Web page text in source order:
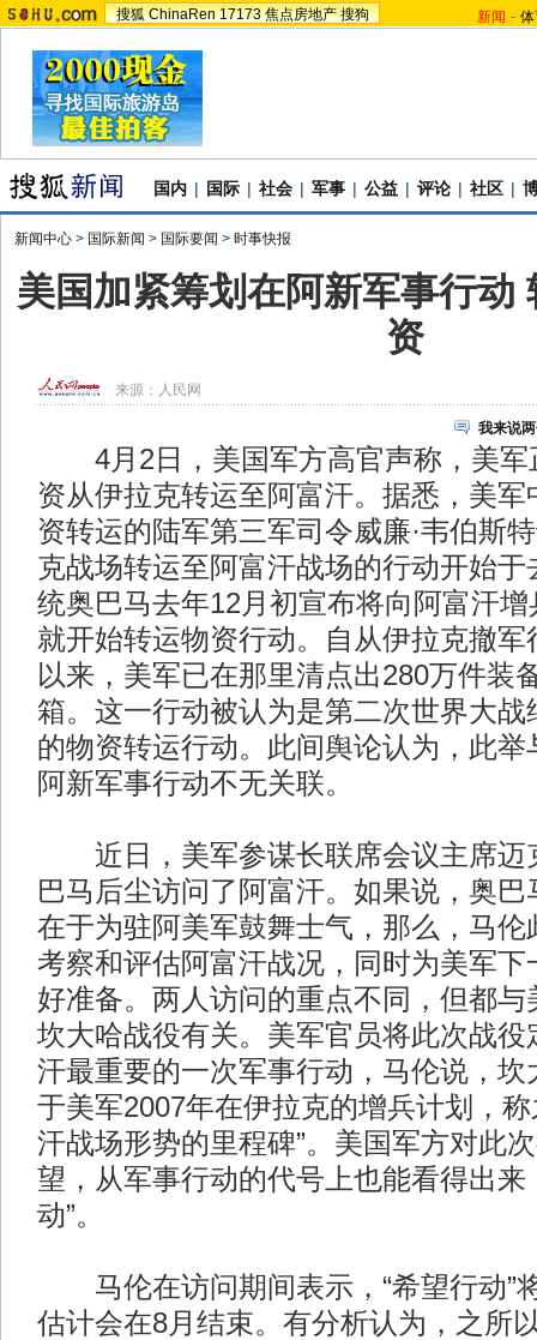
搜狐 ChinaRen 17173 焦点房地产 搜狗 新闻 -
国内 | 国际 | 社会 | 军事 | 公益 | 评论 | 社区 |
新闻中心 > 国际新闻 > 国际要闻 > 时事快报
美国加紧筹划在阿新军事行动
资
来源： 人民网
我来说
4月2日，美国军方高官声称，美军
资从伊拉克转运至阿富汗。据悉，美军
资转运的陆军第三军司令威廉·韦伯斯
克战场转运至阿富汗战场的行动开始于
统奥巴马去年12月初宣布将向阿富汗
就开始转运物资行动。自从伊拉克撤
以来，美军已在那里清点出280万件装
箱。这一行动被认为是第二次世界大战
的物资转运行动。此间舆论认为，此举
阿新军事行动不无关联。
近日，美军参谋长联席会议主席迈
巴马后尘访问了阿富汗。如果说，奥
在于为驻阿美军鼓舞士气，那么，马伦
考察和评估阿富汗战况，同时为美军下
好准备。两人访问的重点不同，但都与
坎大哈战役有关。美军官员将此次战役
汗最重要的一次军事行动，马伦说，坎
于美军2007年在伊拉克的增兵计划，
汗战场形势的里程碑”。美国军方对此
望，从军事行动的代号上也能看得出来
动”。
马伦在访问期间表示，“希望行动”
估计会在8月结束。有分析认为，之所